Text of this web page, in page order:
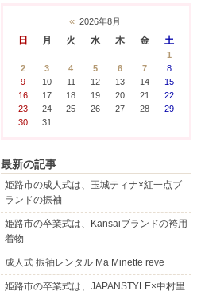
« 2026年8月
日 月 火 水 木 金 土
1
2
3 4 5 6 7
8
9
10 11 12 13 14
15
16
17 18 19 20 21
22
23
24 25 26 27 28
29
30
31
最新の記事
姫路市の成人式は、玉城ティナ×紅一点ブ
ランドの振袖
姫路市の卒業式は、Kansaiブランドの袴用
着物
成人式 振袖レンタル Ma Minette reve
姫路市の卒業式は、JAPANSTYLE×中村里